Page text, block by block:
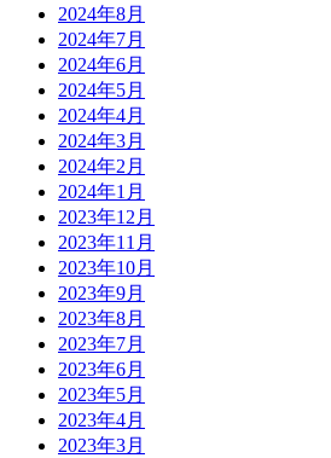
2024年8月
2024年7月
2024年6月
2024年5月
2024年4月
2024年3月
2024年2月
2024年1月
2023年12月
2023年11月
2023年10月
2023年9月
2023年8月
2023年7月
2023年6月
2023年5月
2023年4月
2023年3月